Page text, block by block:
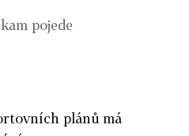
pojede
plánů má